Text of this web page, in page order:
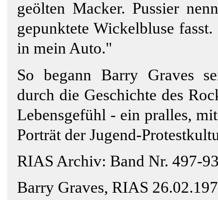
geölten Macker. Pussier
gepunktete Wickelbluse
in mein Auto."
So begann Barry Graves
durch die Geschichte des
Lebensgefühl - ein pralles,
Porträt der Jugend-
RIAS Archiv: Band Nr. 497-
Barry Graves, RIAS